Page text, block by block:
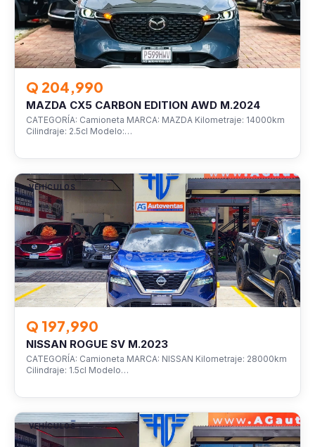
Q 204,990
MAZDA CX5 CARBON EDITION AWD M.2024
CATEGORÍA: Camioneta MARCA: MAZDA Kilometraje: 14000km
Cilindraje: 2.5cl Modelo:…
VEHÍCULOS
Q 197,990
NISSAN ROGUE SV M.2023
CATEGORÍA: Camioneta MARCA: NISSAN Kilometraje: 28000km
Cilindraje: 1.5cl Modelo…
VEHÍCULOS